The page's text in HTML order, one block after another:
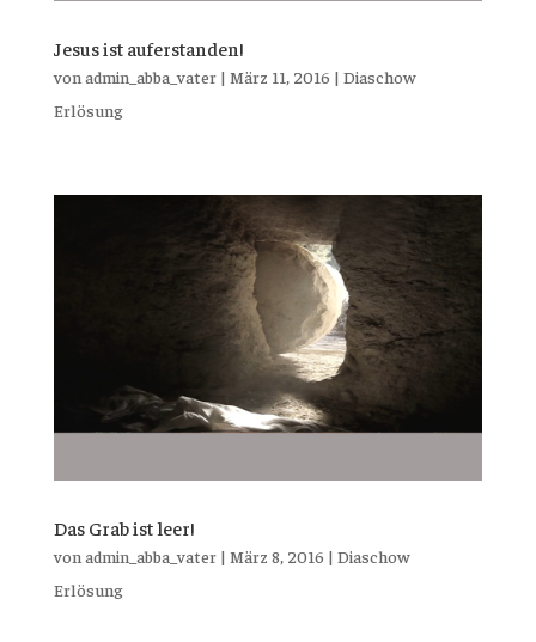
Jesus ist auferstanden!
von admin_abba_vater| März 11, 2016 | Diaschow
Erlösung
Das Grab ist leer!
von admin_abba_vater| März 8, 2016 | Diaschow
Erlösung